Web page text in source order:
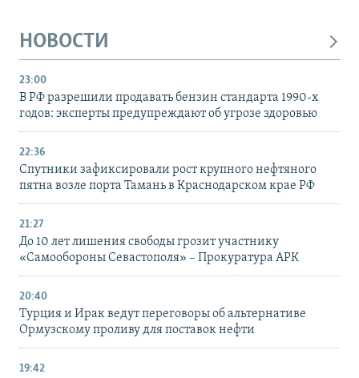
НОВОСТИ
23:00
В РФ разрешили продавать бензин стандарта 1990-х
годов: эксперты предупреждают об угрозе здоровью
22:36
Спутники зафиксировали рост крупного нефтяного
пятна возле порта Тамань в Краснодарском крае РФ
21:27
До 10 лет лишения свободы грозит участнику
«Самообороны Севастополя» – Прокуратура АРК
20:40
Турция и Ирак ведут переговоры об альтернативе
Ормузскому проливу для поставок нефти
19:42